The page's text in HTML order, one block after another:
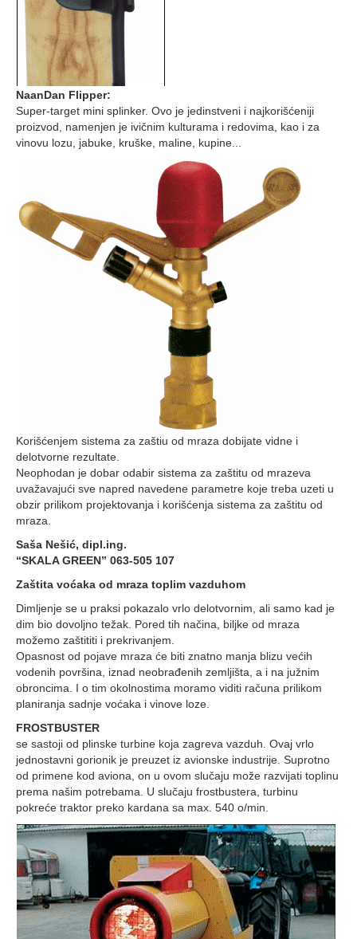
NaanDan Flipper:
Super-target mini splinker. Ovo je jedinstveni i najkorišćeniji
proizvod, namenjen je ivičnim kulturama i redovima, kao i za
vinovu lozu, jabuke, kruške, maline, kupine...
Korišćenjem sistema za zaštiu od mraza dobijate vidne i
delotvorne rezultate.
Neophodan je dobar odabir sistema za zaštitu od mrazeva
uvažavajući sve napred navedene parametre koje treba uzeti u
obzir prilikom projektovanja i korišćenja sistema za zaštitu od
mraza.
Saša Nešić, dipl.ing.
“SKALA GREEN” 063-505 107
Zaštita voćaka od mraza toplim vazduhom
Dimljenje se u praksi pokazalo vrlo delotvornim, ali samo kad je
dim bio dovoljno težak. Pored tih načina, biljke od mraza
možemo zaštititi i prekrivanjem.
Opasnost od pojave mraza će biti znatno manja blizu većih
vodenih površina, iznad neobrađenih zemljišta, a i na južnim
obroncima. I o tim okolnostima moramo viditi računa prilikom
planiranja sadnje voćaka i vinove loze.
FROSTBUSTER
se sastoji od plinske turbine koja zagreva vazduh. Ovaj vrlo
jednostavni gorionik je preuzet iz avionske industrije. Suprotno
od primene kod aviona, on u ovom slučaju može razvijati toplinu
prema našim potrebama. U slučaju frostbustera, turbinu
pokreće traktor preko kardana sa max. 540 o/min.